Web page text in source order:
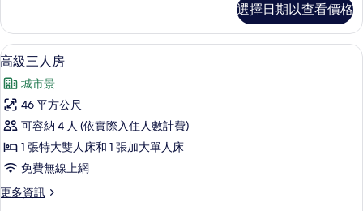
相
片
雙
床
房
詳
情
選擇日期以查看價格
顯
示
高
級
三
人
房
的
高級三人房 | 高級寢具、羽絨被、迷
2
高級三人房
城市景
46 平方公尺
可容納 4 人 (依實際入住人數計費)
1 張特大雙人床和 1 張加大單人床
免費無線上網
更多資訊
更